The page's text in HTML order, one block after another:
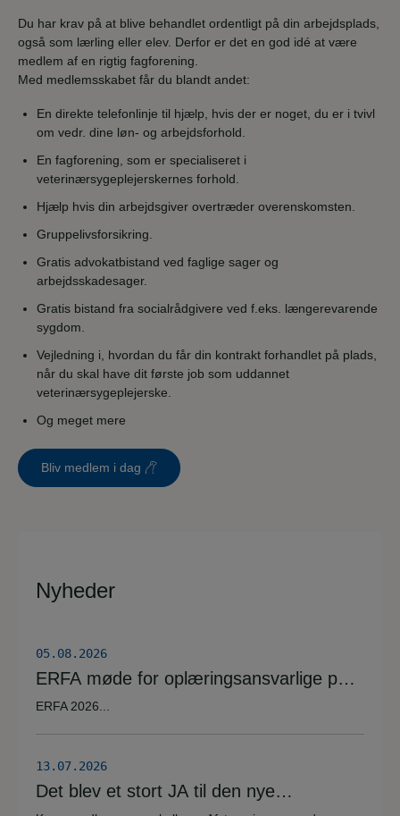
Du har krav på at blive behandlet ordentligt på din arbejdsplads,
også som lærling eller elev. Derfor er det en god idé at være
medlem af en rigtig fagforening.
Med medlemsskabet får du blandt andet:
En direkte telefonlinje til hjælp, hvis der er noget, du er i tvivl
om vedr. dine løn- og arbejdsforhold.
En fagforening, som er specialiseret i
veterinærsygeplejerskernes forhold.
Hjælp hvis din arbejdsgiver overtræder overenskomsten.
Gruppelivsforsikring.
Gratis advokatbistand ved faglige sager og
arbejdsskadesager.
Gratis bistand fra socialrådgivere ved f.eks. længerevarende
sygdom.
Vejledning i, hvordan du får din kontrakt forhandlet på plads,
når du skal have dit første job som uddannet
veterinærsygeplejerske.
Og meget mere
Bliv medlem i dag
Nyheder
05.08.2026
ERFA møde for oplæringsansvarlige på
veterinærsygeplejerske uddannelsen
ERFA 2026...
13.07.2026
Det blev et stort JA til den nye